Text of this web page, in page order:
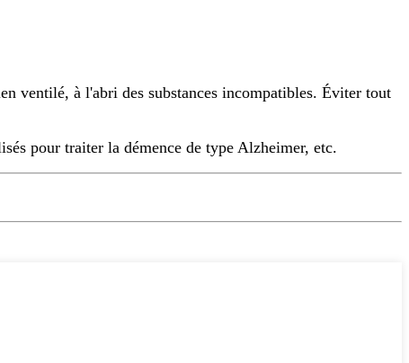
ventilé, à l'abri des substances incompatibles. Éviter tout
pour traiter la démence de type Alzheimer, etc.